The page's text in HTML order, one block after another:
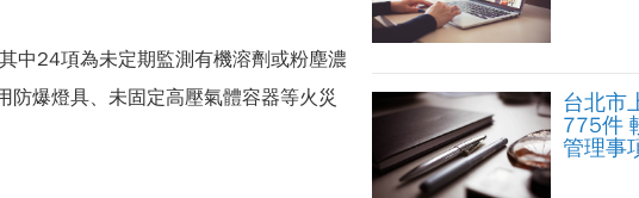
中24項為未定期監測有機溶劑或粉塵濃
爆燈具、未固定高壓氣體容器等火災
台北市
775件
管理事